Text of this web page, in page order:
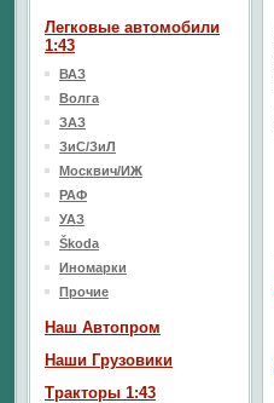
Легковые автомобили
1:43
ВАЗ
Волга
ЗАЗ
ЗиС/ЗиЛ
Москвич/ИЖ
РАФ
УАЗ
Škoda
Иномарки
Прочие
Наш Aвтопром
Наши Грузовики
Тракторы 1:43